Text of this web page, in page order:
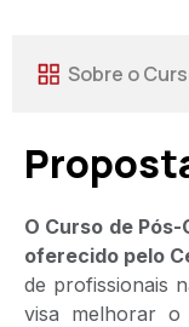
Sobre o
O Curso de
oferecido pelo
de profissionais
visa melhorar o